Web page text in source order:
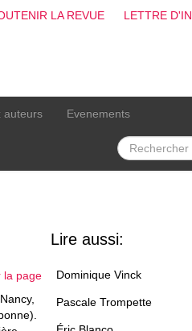
LA REVUE LETTRE
auteurs Evenements
la page
Lire aussi:
Dominique Vinck
Pascale Trompette